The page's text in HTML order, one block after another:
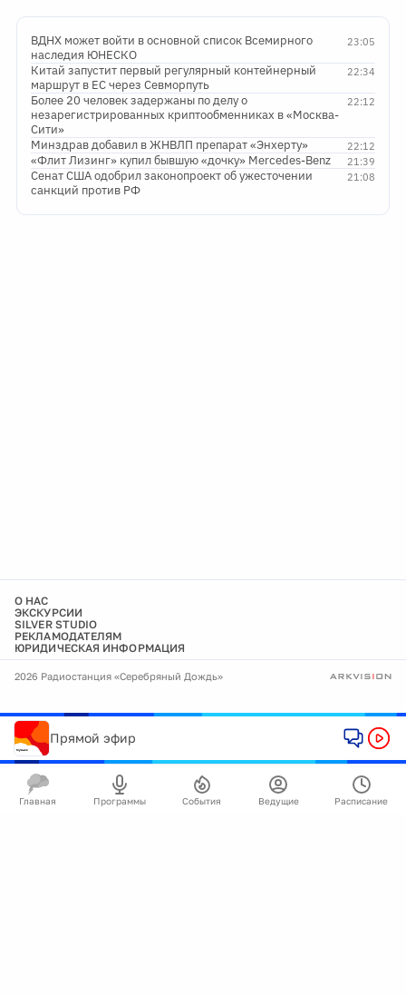
23:05
ВДНХ может войти в основной список Всемирного
наследия ЮНЕСКО
22:34
Китай запустит первый регулярный контейнерный
маршрут в ЕС через Севморпуть
22:12
Более 20 человек задержаны по делу о
незарегистрированных криптообменниках в «Москва-
Сити»
22:12
Минздрав добавил в ЖНВЛП препарат «Энхерту»
21:39
«Флит Лизинг» купил бывшую «дочку» Mercedes-Benz
21:08
Сенат США одобрил законопроект об ужесточении
санкций против РФ
О НАС
ЭКСКУРСИИ
SILVER STUDIO
РЕКЛАМОДАТЕЛЯМ
ЮРИДИЧЕСКАЯ ИНФОРМАЦИЯ
2026 Радиостанция «Серебряный Дождь»
Прямой эфир
Главная Программы События Ведущие Расписание